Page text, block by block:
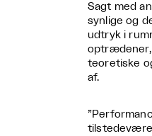
Sagt med
synlige og
udtryk i
optrædener,
teoretiske
af.